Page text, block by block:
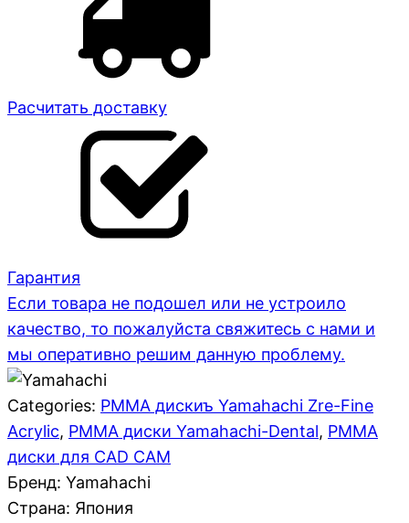
Расчитать доставку
Гарантия
Если товара не подошел или не устроило
качество, то пожалуйста свяжитесь с нами и
мы оперативно решим данную проблему.
Categories: PMMA дискиъ Yamahachi Zre-Fine
Acrylic, PMMA диски Yamahachi-Dental, PMMA
диски для CAD CAM
Бренд: Yamahachi
Страна: Япония